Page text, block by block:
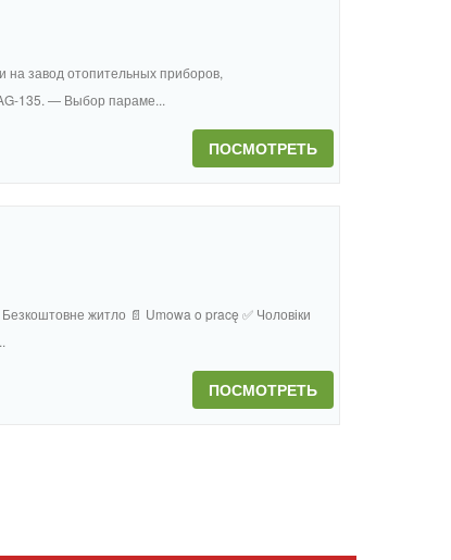
на завод отопительных приборов,
135. — Выбор параме...
ПОСМОТРЕТЬ
житло 📄 Umowa o pracę ✅ Чоловіки
ПОСМОТРЕТЬ